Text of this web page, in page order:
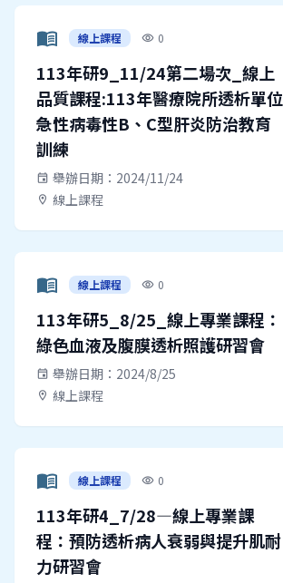
menu_book 線上課程 visibility 0
113年研9_11/24第二場次_線上
品質課程:113年醫療院所透析單位
急性病毒性B、C型肝炎防治教育
訓練
event 舉辦日期：2024/11/24
location_on 線上課程
menu_book 線上課程 visibility 0
113年研5_8/25_線上專業課程：
綠色血液及腹膜透析照護研習會
event 舉辦日期：2024/8/25
location_on 線上課程
menu_book 線上課程 visibility 0
113年研4_7/28—線上專業課
程：預防透析病人衰弱與提升肌耐
力研習會